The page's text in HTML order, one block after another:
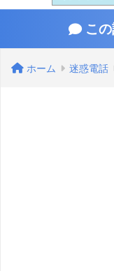
こ
ホーム 迷惑電話